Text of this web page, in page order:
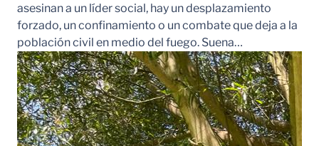
asesinan a un líder social, hay un desplazamiento
forzado, un confinamiento o un combate que deja a la
población civil en medio del fuego. Suena…